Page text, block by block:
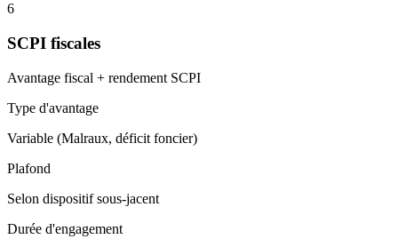
6
SCPI fiscales
Avantage fiscal + rendement SCPI
Type d'avantage
Variable (Malraux, déficit foncier)
Plafond
Selon dispositif sous-jacent
Durée d'engagement